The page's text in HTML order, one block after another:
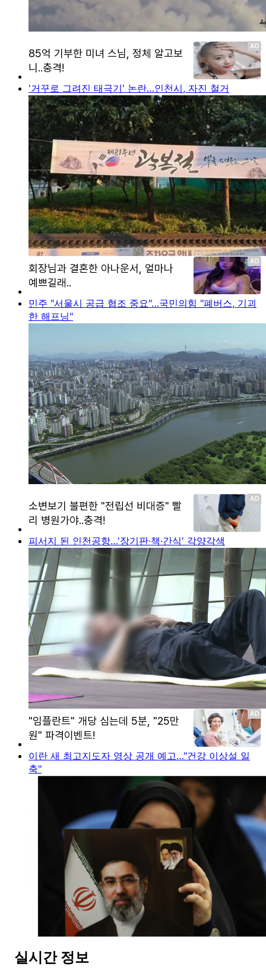
'거꾸로 그려진 태극기' 논란…인천시, 자진 철거
민주 "서울시 공급 협조 중요"…국민의힘 "폐버스, 기괴
한 해프닝"
피서지 된 인천공항…'장기판·책·간식' 각양각색
이란 새 최고지도자 영상 공개 예고…"건강 이상설 일
축"
실시간 정보